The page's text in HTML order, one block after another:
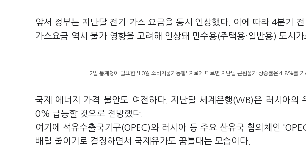
앞서 정부는 지난달 전기·가스 요금을 동시 인상했다. 이에 따라 4분기
가스요금 역시 물가 영향을 고려해 인상돼 민수용(주택용·일반용) 도시
2일 통계청이 발표한 '10월 소비자물가동향' 자료에 따르면 지난달 근원물가 상승률은 4.8%를
국제 에너지 가격 불안도 여전하다. 지난달 세계은행(WB)은 러시아의
0% 급등할 것으로 전망했다.
여기에 석유수출국기구(OPEC)와 러시아 등 주요 산유국 협의체인
배럴 줄이기로 결정하면서 국제유가도 꿈틀대는 모습이다.